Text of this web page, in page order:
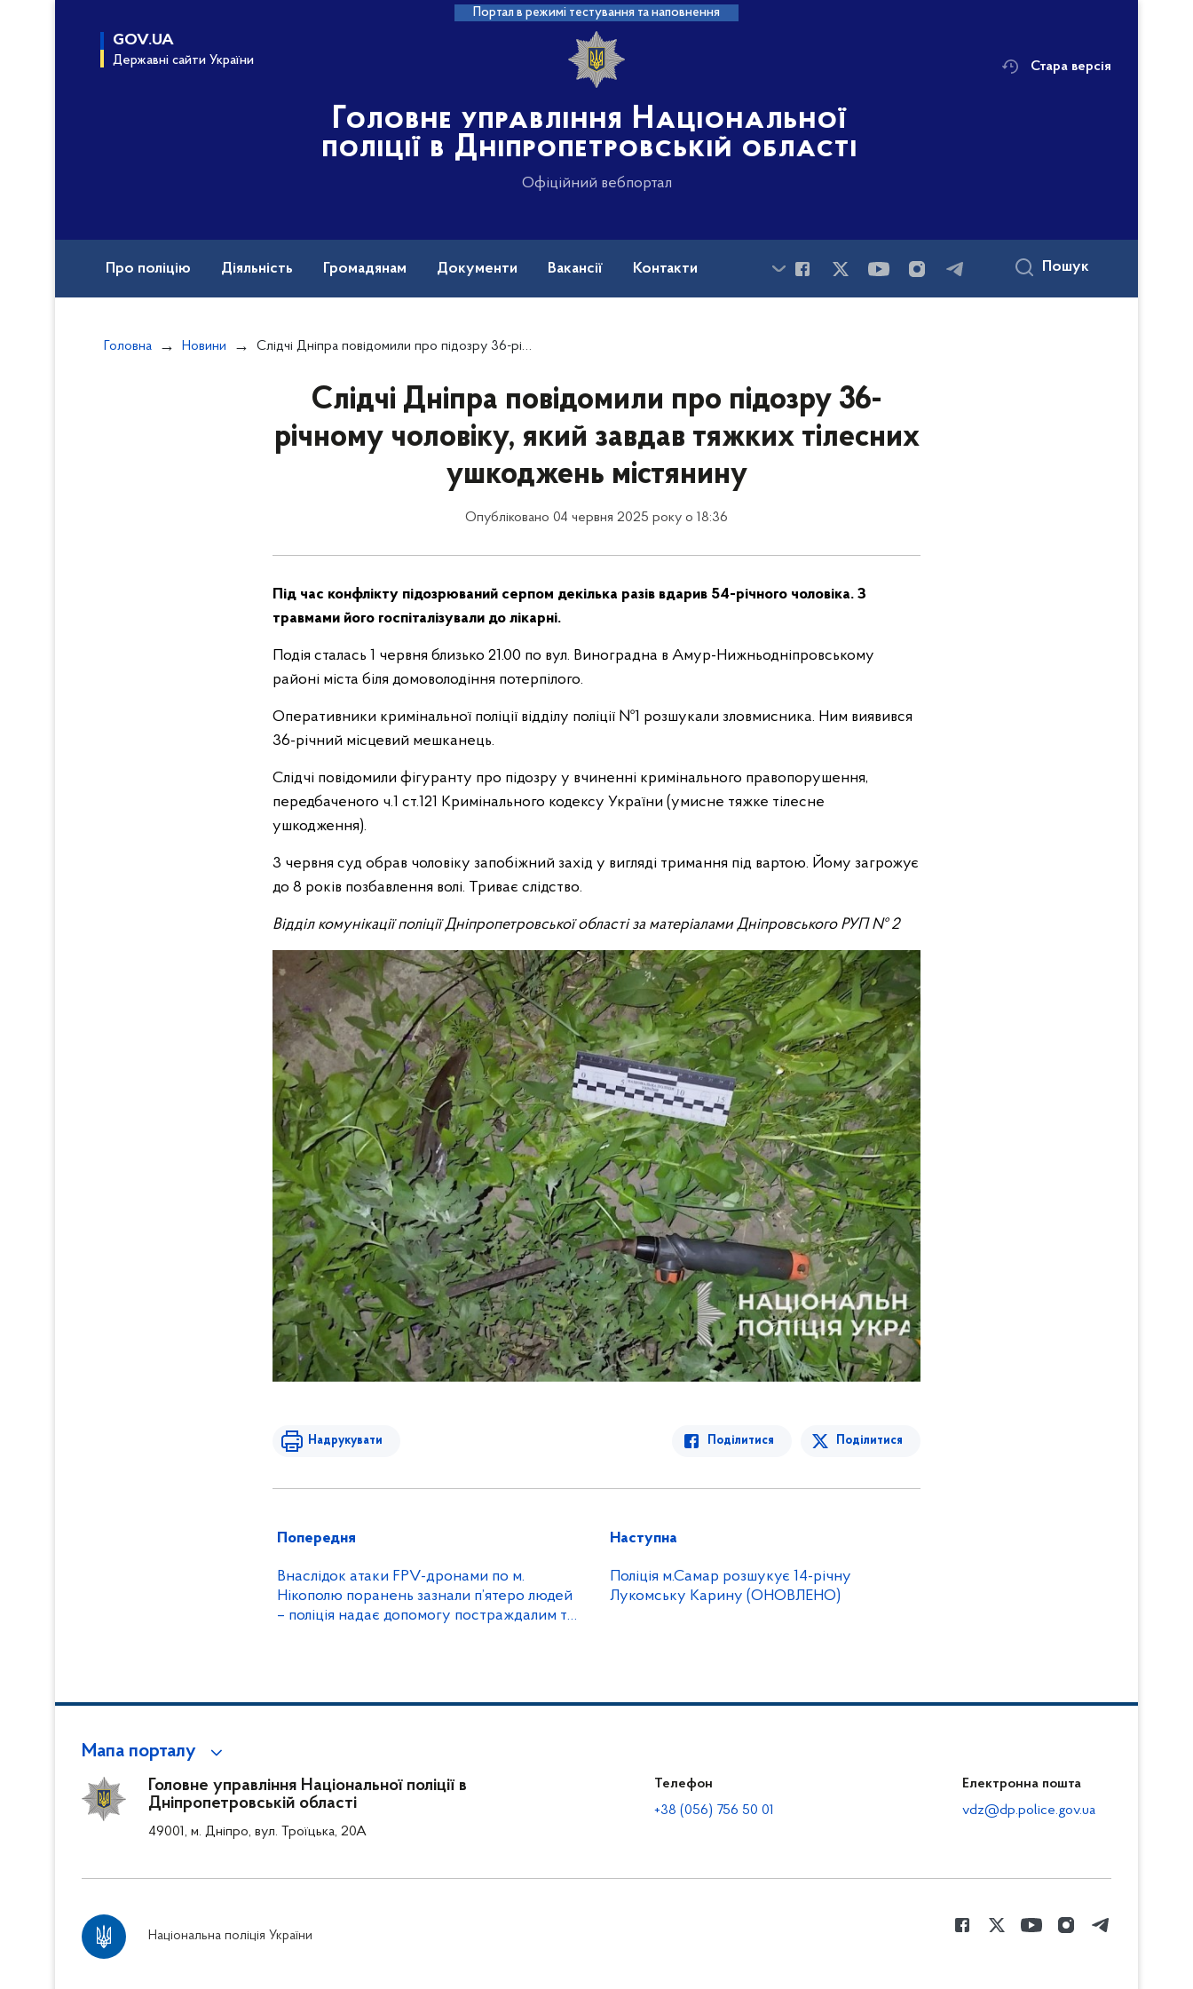
Портал в режимі тестування та наповнення
GOV.UA
Державні сайти України
Головне управління Національної
поліції в Дніпропетровській області
Офіційний вебпортал
Стара версія
Про поліцію Діяльність Громадянам Документи Вакансії Контакти Пошук
Головна Новини Слідчі Дніпра повідомили про підозру 36-річному чоловіку, який завдав тяжких тілесних ушкоджень містянину
Слідчі Дніпра повідомили про підозру 36-
річному чоловіку, який завдав тяжких тілесних
ушкоджень містянину
Опубліковано 04 червня 2025 року о 18:36
Під час конфлікту підозрюваний серпом декілька разів вдарив 54-річного чоловіка. З
травмами його госпіталізували до лікарні.
Подія сталась 1 червня близько 21.00 по вул. Виноградна в Амур-Нижньодніпровському
районі міста біля домоволодіння потерпілого.
Оперативники кримінальної поліції відділу поліції №1 розшукали зловмисника. Ним виявився
36-річний місцевий мешканець.
Слідчі повідомили фігуранту про підозру у вчиненні кримінального правопорушення,
передбаченого ч.1 ст.121 Кримінального кодексу України (умисне тяжке тілесне
ушкодження).
3 червня суд обрав чоловіку запобіжний захід у вигляді тримання під вартою. Йому загрожує
до 8 років позбавлення волі. Триває слідство.
Відділ комунікації поліції Дніпропетровської області за матеріалами Дніпровського РУП № 2
Надрукувати Поділитися Поділитися
Попередня
Внаслідок атаки FPV-дронами по м.
Нікополю поранень зазнали п’ятеро людей
– поліція надає допомогу постраждалим та
Наступна
Поліція м.Самар розшукує 14-річну
Лукомську Карину (ОНОВЛЕНО)
Мапа порталу
Головне управління Національної поліції в
Дніпропетровській області
49001, м. Дніпро, вул. Троїцька, 20А
Телефон
+38 (056) 756 50 01
Електронна пошта
vdz@dp.police.gov.ua
Національна поліція України